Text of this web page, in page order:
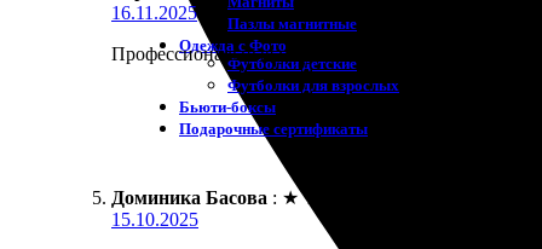
Пазлы магнитные
Одежда с Фото
Футболки детские
Футболки для взрослых
Бьюти-боксы
Подарочные сертификаты
16.11.2025
Профессиональные услуги на высшем уровне.
Доминика Басова : ★ ★
15.10.2025